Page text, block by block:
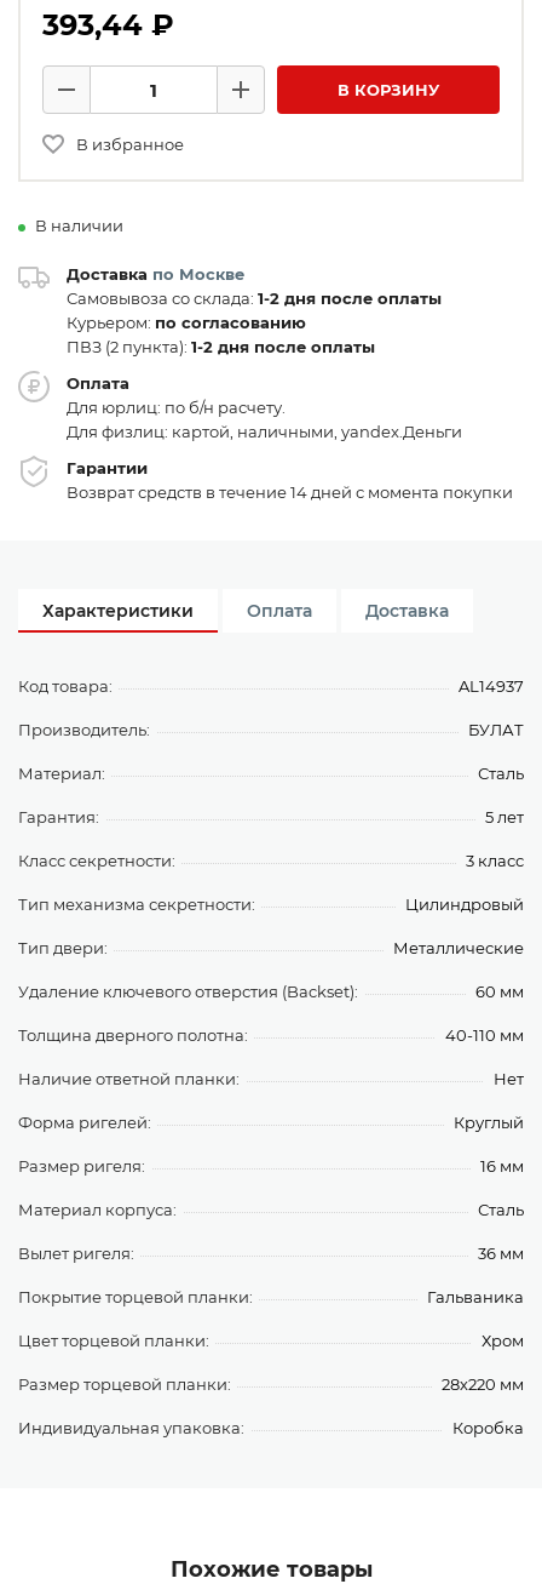
393,44 ₽
Минус
Плюс В КОРЗИНУ
В избранное
В наличии
Доставка по Москве
Самовывоза со склада: 1-2 дня после оплаты
Курьером: по согласованию
ПВЗ (2 пункта): 1-2 дня после оплаты
Оплата
Для юрлиц: по б/н расчету.
Для физлиц: картой, наличными, yandex.Деньги
Гарантии
Возврат средств в течение 14 дней с момента покупки
Характеристики Оплата Доставка
Код товара: AL14937
Производитель: БУЛАТ
Материал: Сталь
Гарантия: 5 лет
Класс секретности: 3 класс
Тип механизма секретности: Цилиндровый
Тип двери: Металлические
Удаление ключевого отверстия (Backset): 60 мм
Толщина дверного полотна: 40-110 мм
Наличие ответной планки: Нет
Форма ригелей: Круглый
Размер ригеля: 16 мм
Материал корпуса: Сталь
Вылет ригеля: 36 мм
Покрытие торцевой планки: Гальваника
Цвет торцевой планки: Хром
Размер торцевой планки: 28х220 мм
Индивидуальная упаковка: Коробка
Похожие товары